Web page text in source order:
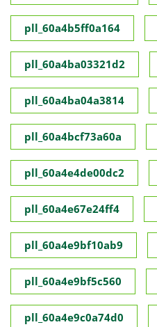
pll_60a4b5ff0a164
pll_60a4ba03321d2
pll_60a4ba04a3814
pll_60a4bcf73a60a
pll_60a4e4de00dc2
pll_60a4e67e24ff4
pll_60a4e9bf10ab9
pll_60a4e9bf5c560
pll_60a4e9c0a74d0